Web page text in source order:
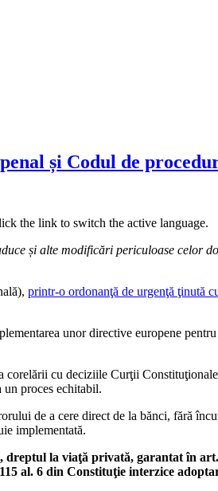
și Codul de
the link to switch the active language.
și alte modificări periculoase celor
printr-o ordonanţă de urgenţă ţinută
unor directive europene
corelării cu deciziile Curţii
proces echitabil.
de a cere direct de la bănci, fără
implementată.
dreptul la viaţă privată, garantat în
al. 6 din Constituţie interzice